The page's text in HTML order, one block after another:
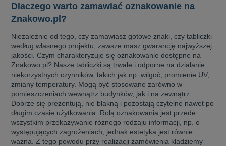
Dlaczego warto zamawiać oznakowanie na
Znakowo.pl?
Niezależnie od tego, czy zamawiasz gotowe znaki, czy tabliczki
według własnego projektu, zawsze masz gwarancję najwyższej
jakości. Czym charakteryzuje się oznakowanie dostępne na
Znakowo.pl? Nasze tabliczki są trwałe i odporne na działanie
niekorzystnych czynników, takich jak np. wilgoć, promienie UV,
zmiany temperatury. Mogą być stosowane zarówno w
pomieszczeniach wewnątrz budynków, jak i na zewnątrz.
Dobrze się prezentują, nie blakną i pozostają czytelne nawet po
długim czasie użytkowania. Rolą oznakowania jest przede
wszystkim przekazywanie różnego rodzaju informacji, np. o
występujących zagrożeniach, jednak estetyka jest równie
ważna. Z tego powodu przy realizacji zamówienia kładziemy